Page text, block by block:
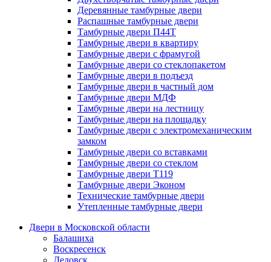
Деревянные тамбурные двери
Распашные тамбурные двери
Тамбурные двери П44Т
Тамбурные двери в квартиру
Тамбурные двери с фрамугой
Тамбурные двери со стеклопакетом
Тамбурные двери в подъезд
Тамбурные двери в частный дом
Тамбурные двери МДФ
Тамбурные двери на лестницу
Тамбурные двери на площадку
Тамбурные двери с электромеханическим
замком
Тамбурные двери со вставками
Тамбурные двери со стеклом
Тамбурные двери Т119
Тамбурные двери Эконом
Технические тамбурные двери
Утепленные тамбурные двери
Двери в Московской области
Балашиха
Воскресенск
Дедовск